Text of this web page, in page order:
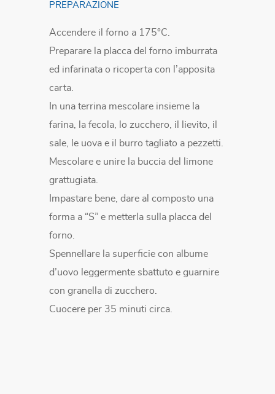
PREPARAZIONE
Accendere il forno a 175°C.
Preparare la placca del forno imburrata
ed infarinata o ricoperta con l’apposita
carta.
In una terrina mescolare insieme la
farina, la fecola, lo zucchero, il lievito, il
sale, le uova e il burro tagliato a pezzetti.
Mescolare e unire la buccia del limone
grattugiata.
Impastare bene, dare al composto una
forma a “S” e metterla sulla placca del
forno.
Spennellare la superficie con albume
d’uovo leggermente sbattuto e guarnire
con granella di zucchero.
Cuocere per 35 minuti circa.